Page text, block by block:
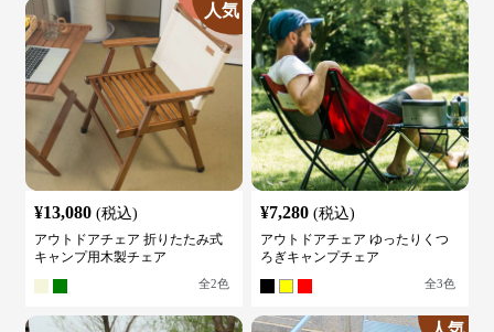
人気
¥13,080 (税込)
アウトドアチェア 折りたたみ式
キャンプ用木製チェア
全2色
¥7,280 (税込)
アウトドアチェア ゆったりくつ
ろぎキャンプチェア
全3色